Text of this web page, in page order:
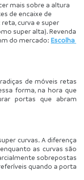
mais sobre a altura
de encaixe de
curva e super
super alta). Revenda
do mercado: Escolha
de móveis retas
forma, na hora que
portas que abram
curvas. A diferença
as curvas são
sobrepostas
quando a porta